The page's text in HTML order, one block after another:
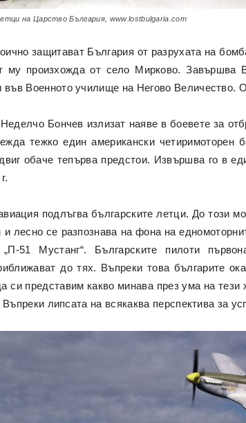
на Царство България, www.lostbulgaria.com
защитават България от разрухата на
произхожда от село Мирково. Завършва
във Военното училище на Негово Величество.
Бончев излизат наяве в боевете за
тежко един американски
обаче тепърва предстои. Извършва го в
подлъгва българските летци. До този
и лесно се разпознава на фона на
„П-51 Мустанг“. Българските пилоти
до тях. Въпреки това българите
си представим какво минава през ума на
липсата на всякаква перспектива за